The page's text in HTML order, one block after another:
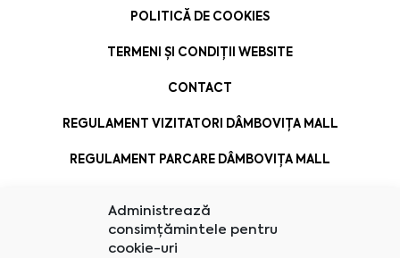
Administrează
consimțămintele pentru
cookie-uri
POLITICĂ DE COOKIES
TERMENI ȘI CONDIȚII WEBSITE
CONTACT
REGULAMENT VIZITATORI DÂMBOVIȚA MALL
REGULAMENT PARCARE DÂMBOVIȚA MALL